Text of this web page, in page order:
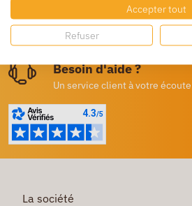
Destockage
Profitez de prix bas toute l’année
Besoin d'aide ?
Un service client à votre écoute
La société
Accepter tout
Refuser